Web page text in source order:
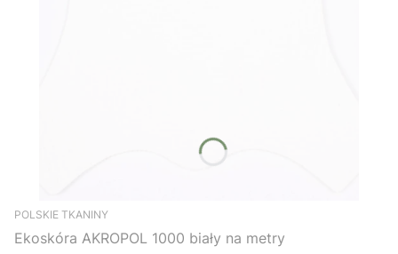
POLSKIE TKANINY
Ekoskóra AKROPOL 1000 biały na metry